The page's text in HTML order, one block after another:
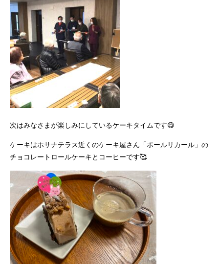
次はみなさまが楽しみにしているケーキタイムです😋
ケーキはホサナテラス近くのケーキ屋さん「ポールリカール」の
チョコレートロールケーキとコーヒーです🥰